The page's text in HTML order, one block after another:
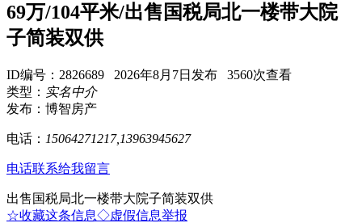
69万/104平米/出售国税局北一楼带大院
子简装双供
ID编号：2826689 2026年8月7日发布 3560次查看
类型： 实名中介
发布：博智房产
电话： 15064271217,13963945627
电话联系给我留言
出售国税局北一楼带大院子简装双供
☆收藏这条信息◇虚假信息举报